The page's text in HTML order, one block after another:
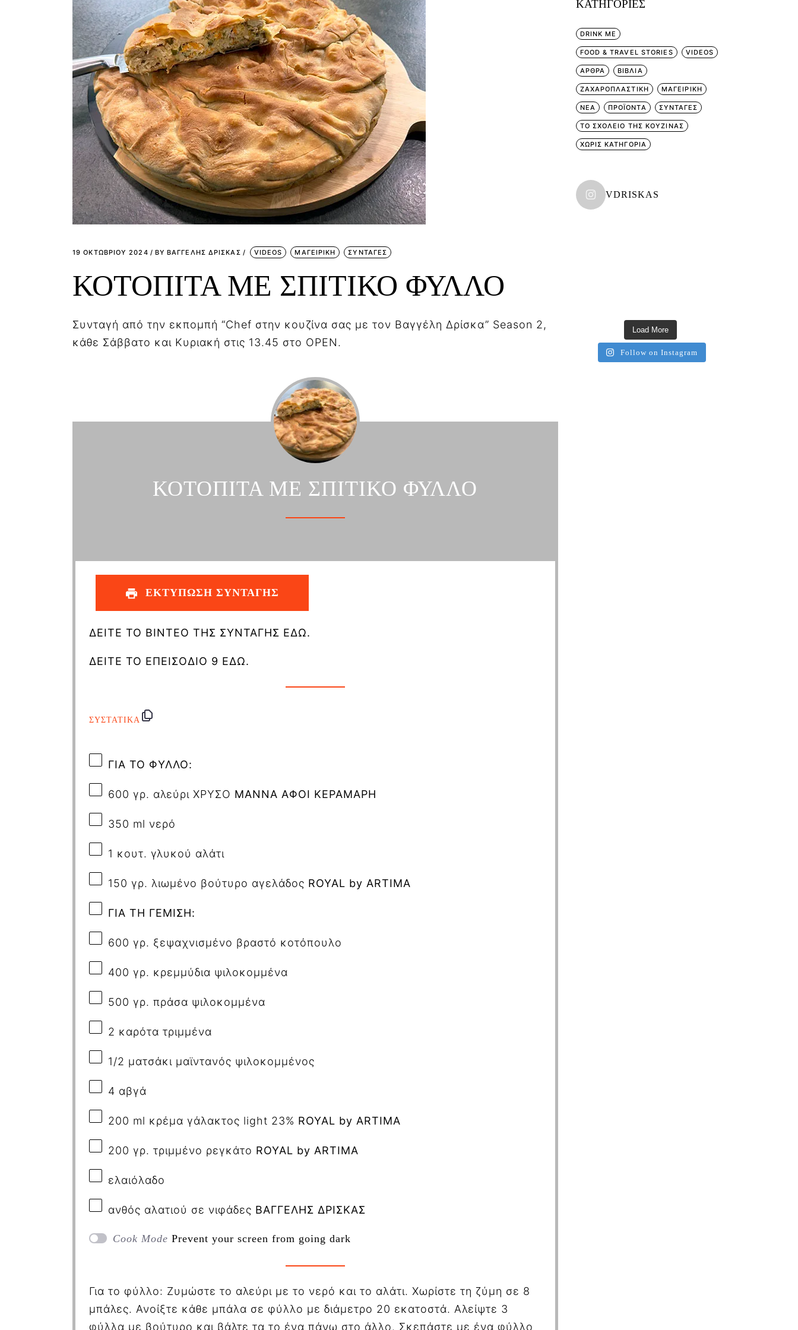
19 ΟΚΤΩΒΡΊΟΥ 2024 BY ΒΑΓΓΕΛΗΣ ΔΡΙΣΚΑΣ VIDEOS ΜΑΓΕΙΡΙΚΗ ΣΥΝΤΑΓΕΣ
ΚΟΤΟΠΙΤΑ ΜΕ ΣΠΙΤΙΚΟ ΦΥΛΛΟ
Συνταγή από την εκπομπή “Chef στην κουζίνα σας με τον Βαγγέλη Δρίσκα” Season 2,
κάθε Σάββατο και Κυριακή στις 13.45 στο OPEN.
ΚΟΤΟΠΙΤΑ ΜΕ ΣΠΙΤΙΚΟ ΦΥΛΛΟ
ΕΚΤΥΠΩΣΗ ΣΥΝΤΑΓΗΣ
ΔΕΙΤΕ ΤΟ ΒΙΝΤΕΟ ΤΗΣ ΣΥΝΤΑΓΗΣ ΕΔΩ.
ΔΕΙΤΕ ΤΟ ΕΠΕΙΣΟΔΙΟ 9 ΕΔΩ.
ΣΥΣΤΑΤΙΚΑ
ΓΙΑ ΤΟ ΦΥΛΛΟ:
600 γρ. αλεύρι ΧΡΥΣΟ ΜΑΝΝΑ ΑΦΟΙ ΚΕΡΑΜΑΡΗ
350 ml νερό
1 κουτ. γλυκού αλάτι
150 γρ. λιωμένο βούτυρο αγελάδος ROYAL by ARTIMA
ΓΙΑ ΤΗ ΓΕΜΙΣΗ:
600 γρ. ξεψαχνισμένο βραστό κοτόπουλο
400 γρ. κρεμμύδια ψιλοκομμένα
500 γρ. πράσα ψιλοκομμένα
2 καρότα τριμμένα
1/2 ματσάκι μαϊντανός ψιλοκομμένος
4 αβγά
200 ml κρέμα γάλακτος light 23% ROYAL by ARTIMA
200 γρ. τριμμένο ρεγκάτο ROYAL by ARTIMA
ελαιόλαδο
ανθός αλατιού σε νιφάδες ΒΑΓΓΕΛΗΣ ΔΡΙΣΚΑΣ
Cook Mode Prevent your screen from going dark
Για το φύλλο: Ζυμώστε το αλεύρι με το νερό και το αλάτι. Χωρίστε τη ζύμη σε 8
μπάλες. Ανοίξτε κάθε μπάλα σε φύλλο με διάμετρο 20 εκατοστά. Αλείψτε 3
φύλλα με βούτυρο και βάλτε τα το ένα πάνω στο άλλο. Σκεπάστε με ένα φύλλο
KΑΤΗΓΟΡΊΕΣ
DRINK ME
FOOD & TRAVEL STORIES VIDEOS
ΑΡΘΡΑ ΒΙΒΛΙΑ
ΖΑΧΑΡΟΠΛΑΣΤΙΚΗ ΜΑΓΕΙΡΙΚΗ
ΝΕΑ ΠΡΟΪΟΝΤΑ ΣΥΝΤΑΓΕΣ
ΤΟ ΣΧΟΛΕΙΟ ΤΗΣ ΚΟΥΖΙΝΑΣ
ΧΩΡΊΣ ΚΑΤΗΓΟΡΊΑ
VDRISKAS
Load More
Follow on Instagram